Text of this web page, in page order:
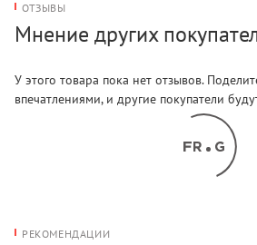
ОТЗЫВЫ
Мнение других
У этого товара пока нет отзывов.
впечатлениями, и другие покупатели
РЕКОМЕНДАЦИИ